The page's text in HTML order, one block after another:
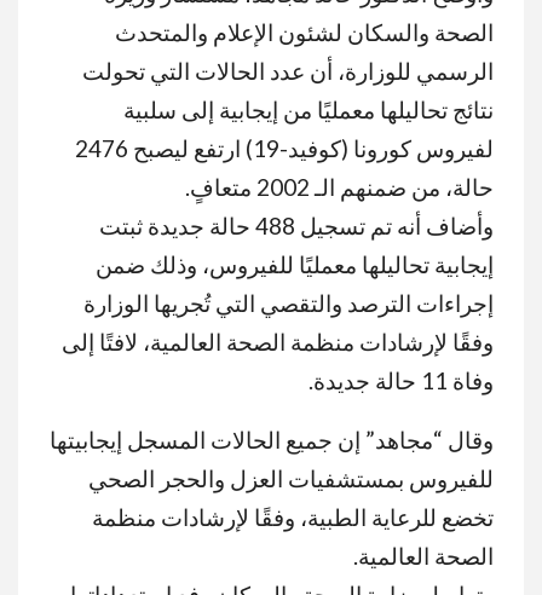
الصحة والسكان لشئون الإعلام والمتحدث
الرسمي للوزارة، أن عدد الحالات التي تحولت
نتائج تحاليلها معمليًا من إيجابية إلى سلبية
لفيروس كورونا (كوفيد-19) ارتفع ليصبح 2476
حالة، من ضمنهم الـ 2002 متعافٍ.
وأضاف أنه تم تسجيل 488 حالة جديدة ثبتت
إيجابية تحاليلها معمليًا للفيروس، وذلك ضمن
إجراءات الترصد والتقصي التي تُجريها الوزارة
وفقًا لإرشادات منظمة الصحة العالمية، لافتًا إلى
وفاة 11 حالة جديدة.
وقال “مجاهد” إن جميع الحالات المسجل إيجابيتها
للفيروس بمستشفيات العزل والحجر الصحي
تخضع للرعاية الطبية، وفقًا لإرشادات منظمة
الصحة العالمية.